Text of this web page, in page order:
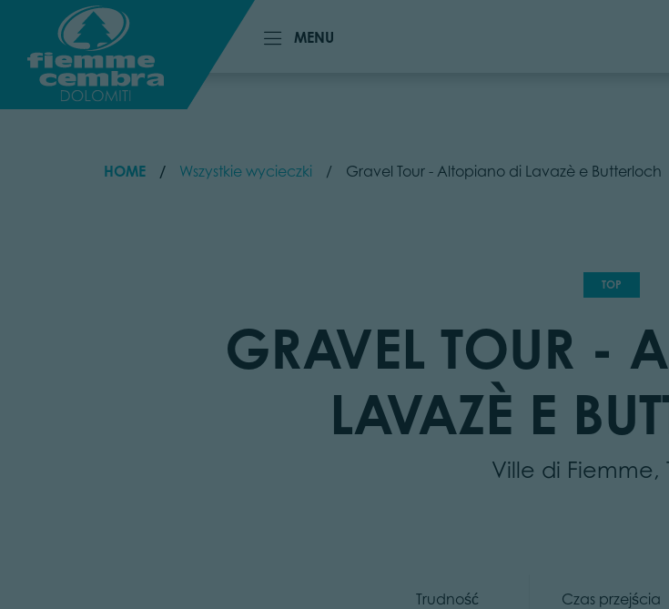
MENU
MENU
HOME Wszystkie wycieczki Gravel Tour - Altopiano di Lavazè e Butterloch
TOP
GRAVEL TOUR -
LAVAZÈ E
Ville di Fiemme,
Trudność Czas przejścia